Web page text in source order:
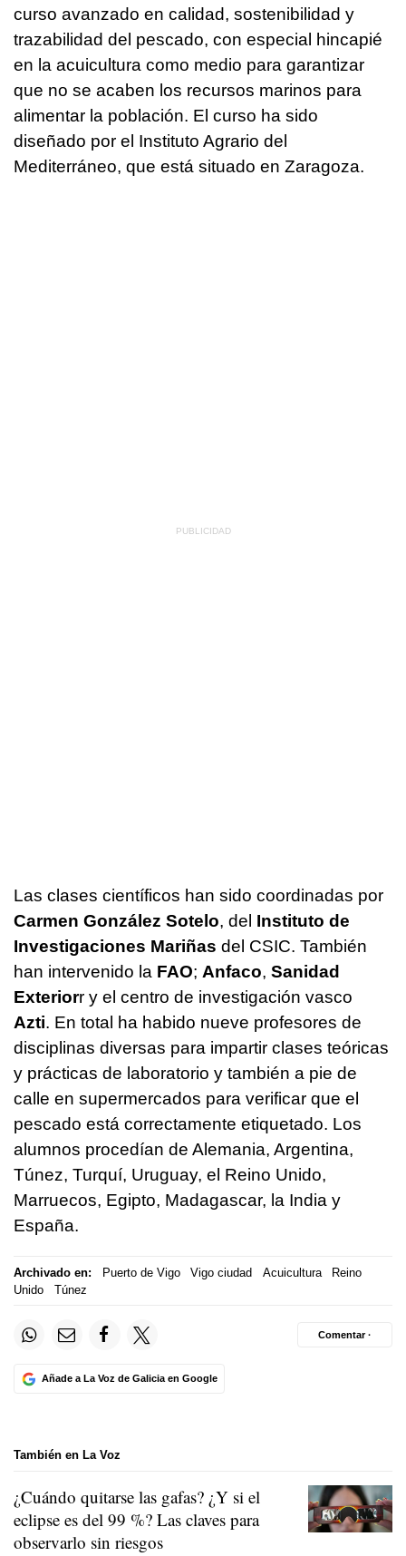
curso avanzado en calidad, sostenibilidad y
trazabilidad del pescado, con especial hincapié
en la acuicultura como medio para garantizar
que no se acaben los recursos marinos para
alimentar la población. El curso ha sido
diseñado por el Instituto Agrario del
Mediterráneo, que está situado en Zaragoza.
Las clases científicos han sido coordinadas por
Carmen González Sotelo, del Instituto de
Investigaciones Mariñas del CSIC. También
han intervenido la FAO; Anfaco, Sanidad
Exteriorr y el centro de investigación vasco
Azti. En total ha habido nueve profesores de
disciplinas diversas para impartir clases teóricas
y prácticas de laboratorio y también a pie de
calle en supermercados para verificar que el
pescado está correctamente etiquetado. Los
alumnos procedían de Alemania, Argentina,
Túnez, Turquí, Uruguay, el Reino Unido,
Marruecos, Egipto, Madagascar, la India y
España.
Archivado en: Puerto de Vigo Vigo ciudad Acuicultura
Reino
Unido
Túnez
Añade a La Voz de Galicia en Google
Comentar ·
También en La Voz
¿Cuándo quitarse las gafas? ¿Y si el
eclipse es del 99 %? Las claves para
observarlo sin riesgos